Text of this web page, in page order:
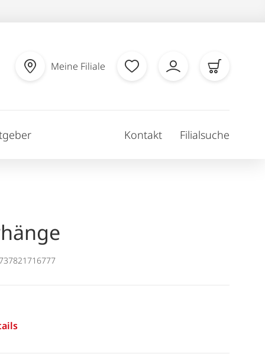
Meine Filiale
Kontakt Filialsuche